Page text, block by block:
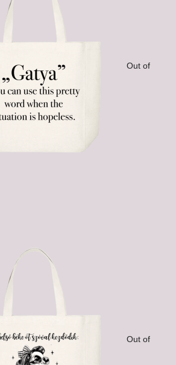
Out of
Out of